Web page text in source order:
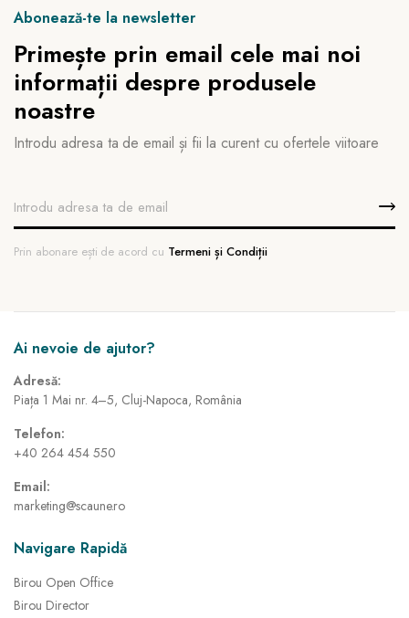
Abonează-te la newsletter
Primește prin email cele mai noi
informații despre produsele
noastre
Introdu adresa ta de email și fii la curent cu ofertele viitoare
Prin abonare ești de acord cu Termeni și Condiții
Ai nevoie de ajutor?
Adresă:
Piața 1 Mai nr. 4–5, Cluj-Napoca, România
Telefon:
+40 264 454 550
Email:
marketing@scaune.ro
Navigare Rapidă
Birou Open Office
Birou Director